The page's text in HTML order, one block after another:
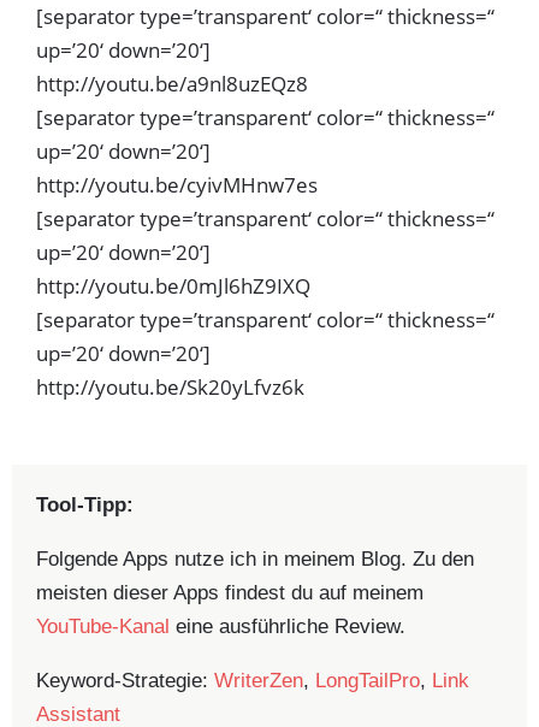
[separator type=’transparent‘ color=“ thickness=“
up=’20‘ down=’20‘]
http://youtu.be/a9nl8uzEQz8
[separator type=’transparent‘ color=“ thickness=“
up=’20‘ down=’20‘]
http://youtu.be/cyivMHnw7es
[separator type=’transparent‘ color=“ thickness=“
up=’20‘ down=’20‘]
http://youtu.be/0mJl6hZ9IXQ
[separator type=’transparent‘ color=“ thickness=“
up=’20‘ down=’20‘]
http://youtu.be/Sk20yLfvz6k
Tool-Tipp:
Folgende Apps nutze ich in meinem Blog. Zu den
meisten dieser Apps findest du auf meinem
YouTube-Kanal eine ausführliche Review.
Keyword-Strategie: WriterZen, LongTailPro, Link
Assistant